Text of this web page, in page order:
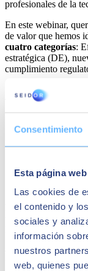
Consentimiento
Esta página
Las cookies de
el contenido y
sociales y
información
nuestros
web, quienes
profesionales de la
En este webinar,
de valor que hemos
cuatro categorías:
estratégica (DE),
cumplimiento
AGENDA
momento de
IoT y la
IoT como
Regístrate en el
te ayudará a
Ponentes: